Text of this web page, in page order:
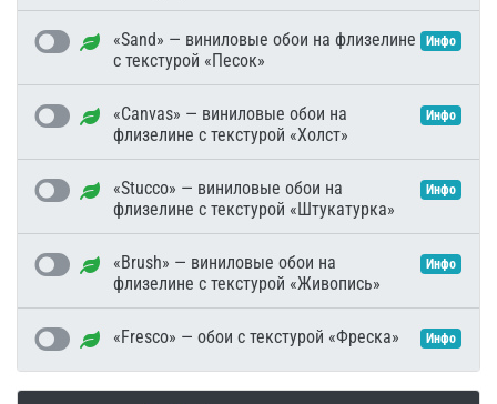
«Sand» — виниловые обои на флизелине
с текстурой «Песок»
Инфо
«Canvas» — виниловые обои на
флизелине с текстурой «Холст»
Инфо
«Stucco» — виниловые обои на
флизелине с текстурой «Штукатурка»
Инфо
«Brush» — виниловые обои на
флизелине с текстурой «Живопись»
Инфо
«Fresco» — обои с текстурой «Фреска» Инфо